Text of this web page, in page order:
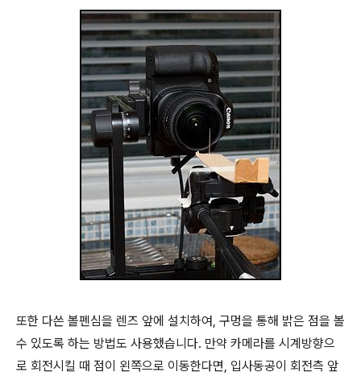
또한 다쓴 볼펜심을 렌즈 앞에 설치하여, 구멍을 통해 밝은 점을 볼
수 있도록 하는 방법도 사용했습니다. 만약 카메라를 시계방향으
로 회전시킬 때 점이 왼쪽으로 이동한다면, 입사동공이 회전측 앞